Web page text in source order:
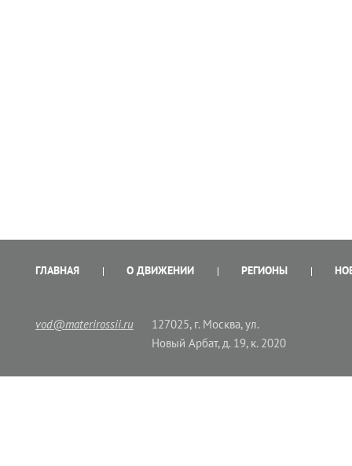
ГЛАВНАЯ О ДВИЖЕНИИ РЕГИОНЫ
vod@materirossii.ru
127025, г. Москва, ул.
Новый Арбат, д. 19, к. 2020